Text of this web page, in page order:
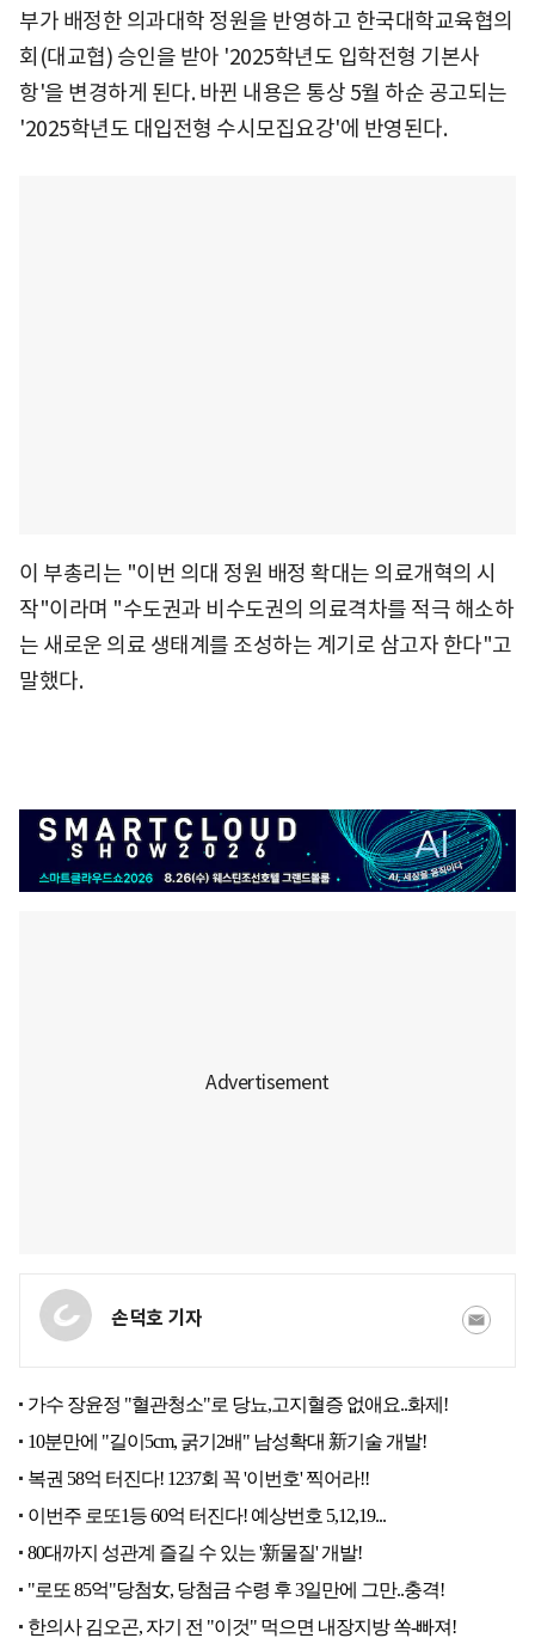
부가 배정한 의과대학 정원을 반영하고 한국대학교육협의
회(대교협) 승인을 받아 '2025학년도 입학전형 기본사
항'을 변경하게 된다. 바뀐 내용은 통상 5월 하순 공고되는
'2025학년도 대입전형 수시모집요강'에 반영된다.
이 부총리는 "이번 의대 정원 배정 확대는 의료개혁의 시
작"이라며 "수도권과 비수도권의 의료격차를 적극 해소하
는 새로운 의료 생태계를 조성하는 계기로 삼고자 한다"고
말했다.
손덕호 기자